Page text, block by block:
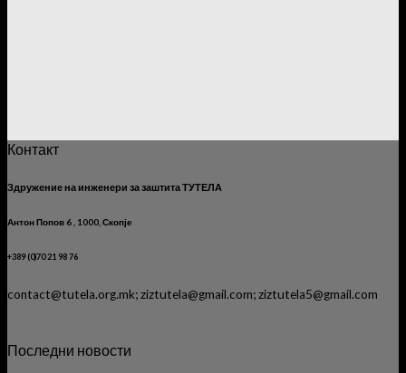
Контакт
Здружение на инженери за заштита ТУТЕЛА
Антон Попов 6 , 1000, Скопје
+389 (0)70 21 98 76
contact@tutela.org.mk; ziztutela@gmail.com; ziztutela5@gmail.com
Последни новости